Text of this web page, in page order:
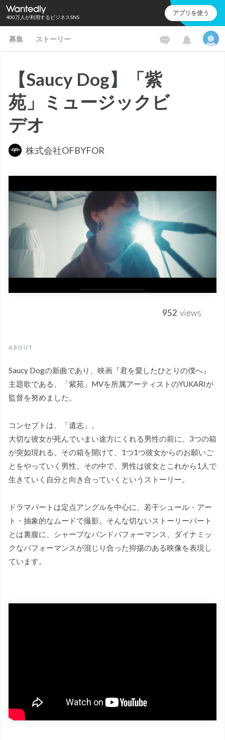
400万人が利用するビジネスSNS アプリを使う
募集 ストーリー
【Saucy Dog】「紫
苑」ミュージックビ
デオ
株式会社OFBYFOR
952 views
ABOUT
Saucy Dogの新曲であり、映画『君を愛したひとりの僕へ』
主題歌である、「紫苑」MVを所属アーティストのYUKARIが
監督を努めました。
コンセプトは、「遺志」。
大切な彼女が死んでいまい途方にくれる男性の前に、3つの箱
が突如現れる。その箱を開けて、1つ1つ彼女からのお願いご
とをやっていく男性。その中で、男性は彼女とこれから1人で
生きていく自分と向き合っていくというストーリー。
ドラマパートは定点アングルを中心に、若干シュール・アー
ト・抽象的なムードで撮影。そんな切ないストーリーパート
とは裏腹に、シャープなバンドパフォーマンス、ダイナミッ
クなパフォーマンスが混じり合った抑揚のある映像を表現し
ています。